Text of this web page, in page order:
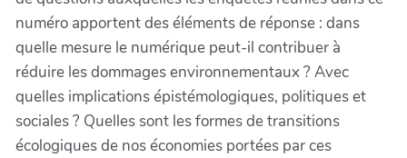
numéro apportent des éléments de réponse : dans
quelle mesure le numérique peut-il contribuer à
réduire les dommages environnementaux ? Avec
quelles implications épistémologiques, politiques et
sociales ? Quelles sont les formes de transitions
écologiques de nos économies portées par ces